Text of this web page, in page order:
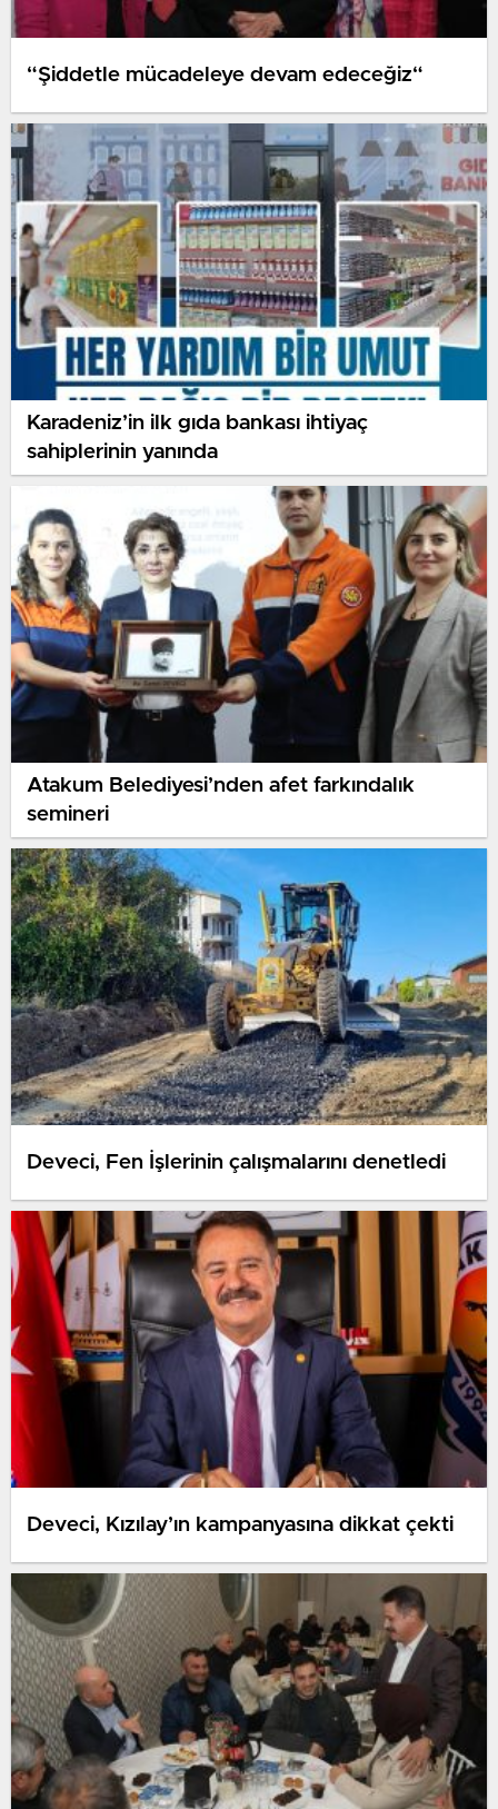
“Şiddetle mücadeleye devam edeceğiz“
Karadeniz’in ilk gıda bankası ihtiyaç
sahiplerinin yanında
Atakum Belediyesi’nden afet farkındalık
semineri
Deveci, Fen İşlerinin çalışmalarını denetledi
Deveci, Kızılay’ın kampanyasına dikkat çekti